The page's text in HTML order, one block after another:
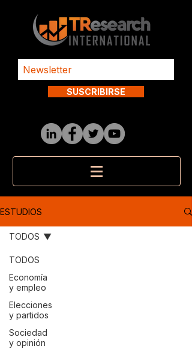
SUSCRIBIRSE
ESTUDIOS
TODOS
Economía
y empleo
Elecciones
y partidos
Sociedad
y opinión
TODOS